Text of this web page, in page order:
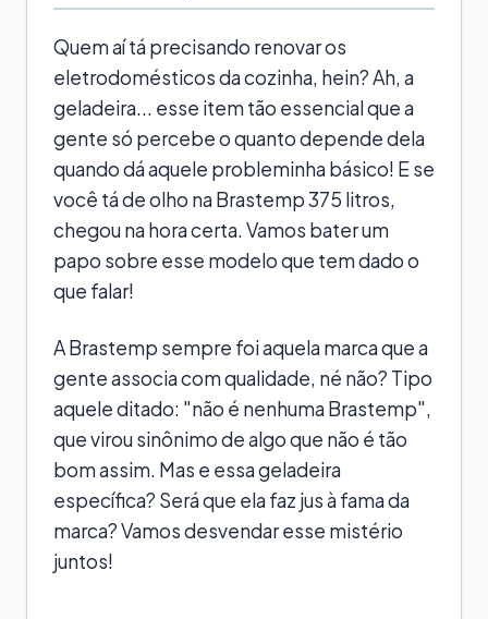
Quem aí tá precisando renovar os
eletrodomésticos da cozinha, hein? Ah, a
geladeira... esse item tão essencial que a
gente só percebe o quanto depende dela
quando dá aquele probleminha básico! E se
você tá de olho na Brastemp 375 litros,
chegou na hora certa. Vamos bater um
papo sobre esse modelo que tem dado o
que falar!
A Brastemp sempre foi aquela marca que a
gente associa com qualidade, né não? Tipo
aquele ditado: "não é nenhuma Brastemp",
que virou sinônimo de algo que não é tão
bom assim. Mas e essa geladeira
específica? Será que ela faz jus à fama da
marca? Vamos desvendar esse mistério
juntos!